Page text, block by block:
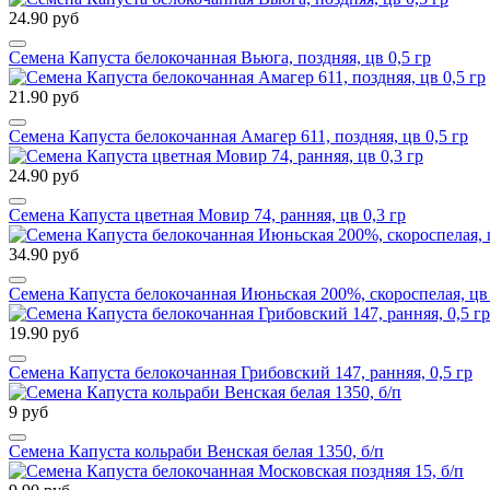
24.90 руб
Семена Капуста белокочанная Вьюга, поздняя, цв 0,5 гр
21.90 руб
Семена Капуста белокочанная Амагер 611, поздняя, цв 0,5 гр
24.90 руб
Семена Капуста цветная Мовир 74, ранняя, цв 0,3 гр
34.90 руб
Семена Капуста белокочанная Июньская 200%, скороспелая, цв
19.90 руб
Семена Капуста белокочанная Грибовский 147, ранняя, 0,5 гр
9 руб
Семена Капуста кольраби Венская белая 1350, б/п